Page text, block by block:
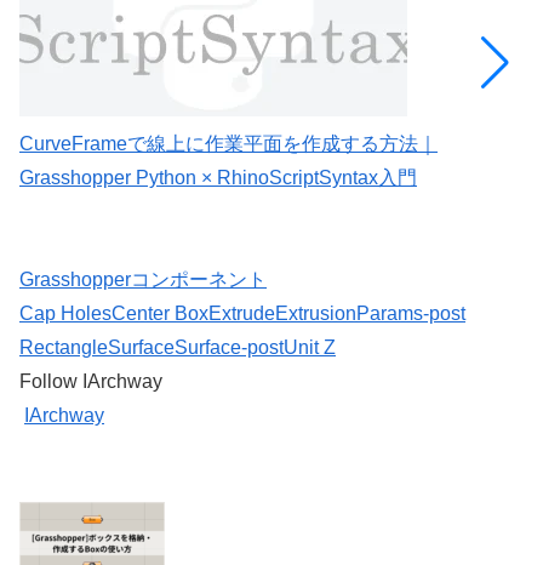
CurveFrameで線上に作業平面を作成する方法｜
Grasshopper Python × RhinoScriptSyntax入門
Grasshopperコンポーネント
Cap HolesCenter BoxExtrudeExtrusionParams-post
RectangleSurfaceSurface-postUnit Z
Follow IArchway
IArchway